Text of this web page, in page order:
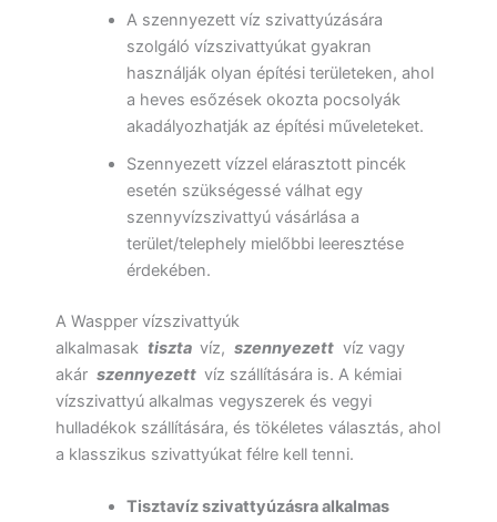
A szennyezett víz szivattyúzására
szolgáló vízszivattyúkat gyakran
használják olyan építési területeken, ahol
a heves esőzések okozta pocsolyák
akadályozhatják az építési műveleteket.
Szennyezett vízzel elárasztott pincék
esetén szükségessé válhat egy
szennyvízszivattyú vásárlása a
terület/telephely mielőbbi leeresztése
érdekében.
A Waspper vízszivattyúk
alkalmasak tiszta víz, szennyezett víz vagy
akár szennyezett víz szállítására is. A kémiai
vízszivattyú alkalmas vegyszerek és vegyi
hulladékok szállítására, és tökéletes választás, ahol
a klasszikus szivattyúkat félre kell tenni.
Tisztavíz szivattyúzásra alkalmas